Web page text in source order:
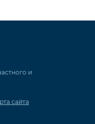
и
сайта